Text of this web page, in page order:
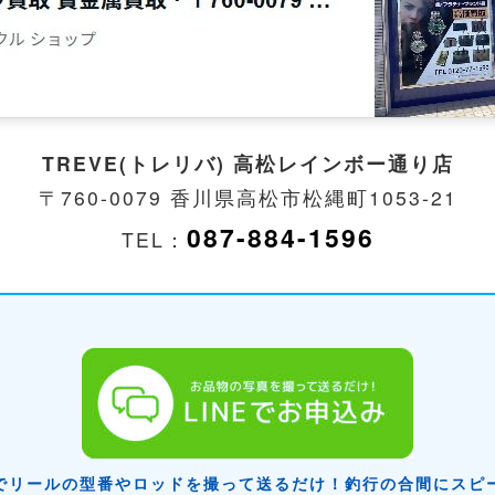
TREVE(トレリバ) 高松レインボー通り店
〒760-0079 香川県高松市松縄町1053-21
TEL： 087-884-1596
リールの型番やロッドを撮って送るだけ！釣行の合間にスピ